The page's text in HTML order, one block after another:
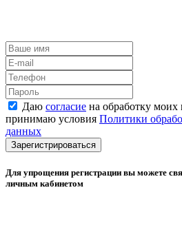
Даю согласие на обработку
принимаю условия Политики
данных
Зарегистрироваться
Для упрощения регистрации вы можете
личным кабинетом